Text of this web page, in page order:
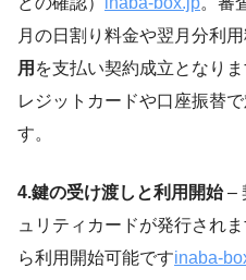
月の日割り料金や翌月分利
用 を支払い契約成立となり
レジットカードや口座振替
す。
4.鍵の受け渡しと利用開始–
ュリティカードが発行され
ら利用開始可能ですinaba-